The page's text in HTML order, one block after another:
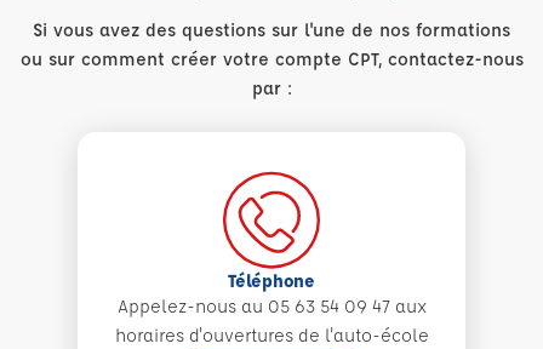
Si vous avez des questions sur l'une de nos formations
ou sur comment créer votre compte CPT, contactez-nous
par :
Téléphone
Appelez-nous au 05 63 54 09 47 aux
horaires d'ouvertures de l'auto-école